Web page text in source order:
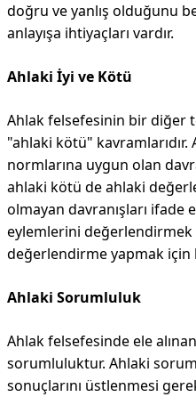
doğru ve yanlış olduğunu
anlayışa ihtiyaçları vardır.
Ahlaki İyi ve Kötü
Ahlak felsefesinin bir diğer
"ahlaki kötü"
normlarına uygun olan
ahlaki kötü de ahlaki
olmayan davranışları ifade
eylemlerini
değerlendirme yapmak için
Ahlaki Sorumluluk
Ahlak felsefesinde ele
sorumluluktur. Ahlaki
sonuçlarını üstlenmesi